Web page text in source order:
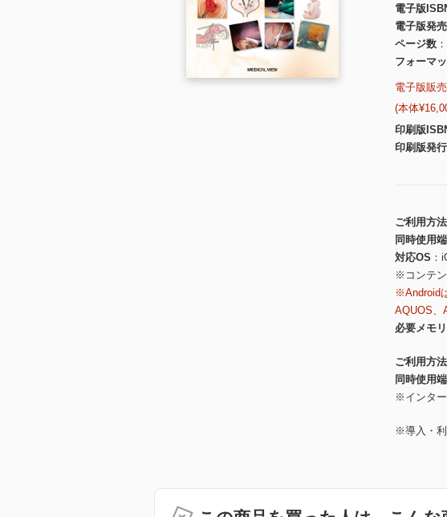
電子版
電子版発売
ページ数
フォーマ
電子版販
(本体
印刷版
印刷版発
ご利用方法
同時使用
対応OS
※コンテ
※Android
AQUOS、
必要メモ
ご利用方法
同時使用
※インタ
※導入・